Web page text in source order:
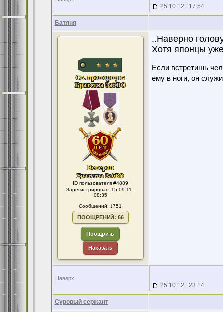
25.10.12 : 17:54
Батяня
ID пользователя #4889
Зарегистрирован: 15.09.11 :
08:35
Сообщений: 1751
ПООЩРЕНИЙ: 66
Поощрить
Наказать
..Наверно
Хотя японцы
Если встретишь
ему в ноги, он
Наверх
25.10.12 : 23:14
Суровый сержант